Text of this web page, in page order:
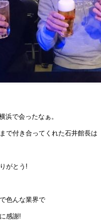
浜で会ったなぁ。
で付き合ってくれた石井館長は
がとう!
色んな業界で
感謝!